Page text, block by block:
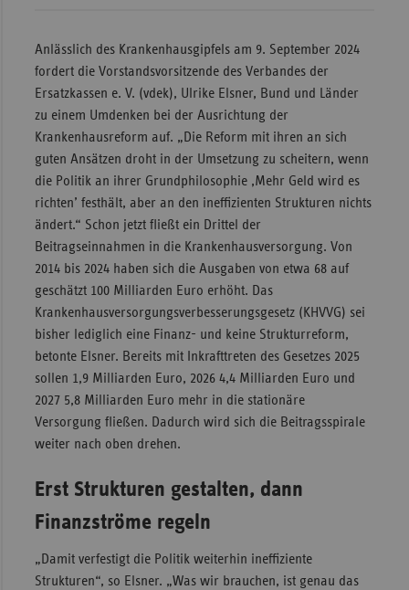
Anlässlich des Krankenhausgipfels am 9. September 2024
fordert die Vorstandsvorsitzende des Verbandes der
Ersatzkassen e. V. (vdek), Ulrike Elsner, Bund und Länder
zu einem Umdenken bei der Ausrichtung der
Krankenhausreform auf. „Die Reform mit ihren an sich
guten Ansätzen droht in der Umsetzung zu scheitern, wenn
die Politik an ihrer Grundphilosophie ‚Mehr Geld wird es
richten’ festhält, aber an den ineffizienten Strukturen nichts
ändert.“ Schon jetzt fließt ein Drittel der
Beitragseinnahmen in die Krankenhausversorgung. Von
2014 bis 2024 haben sich die Ausgaben von etwa 68 auf
geschätzt 100 Milliarden Euro erhöht. Das
Krankenhausversorgungsverbesserungsgesetz (KHVVG) sei
bisher lediglich eine Finanz- und keine Strukturreform,
betonte Elsner. Bereits mit Inkrafttreten des Gesetzes 2025
sollen 1,9 Milliarden Euro, 2026 4,4 Milliarden Euro und
2027 5,8 Milliarden Euro mehr in die stationäre
Versorgung fließen. Dadurch wird sich die Beitragsspirale
weiter nach oben drehen.
Erst Strukturen gestalten, dann
Finanzströme regeln
„Damit verfestigt die Politik weiterhin ineffiziente
Strukturen“, so Elsner. „Was wir brauchen, ist genau das